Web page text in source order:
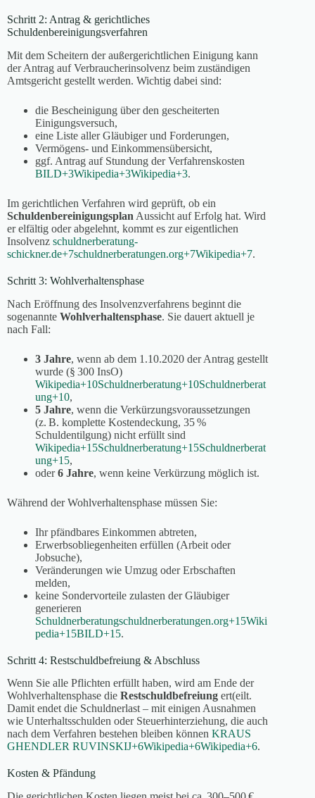
Schritt 2: Antrag & gerichtliches
Schuldenbereinigungsverfahren
Mit dem Scheitern der außergerichtlichen Einigung kann
der Antrag auf Verbraucherinsolvenz beim zuständigen
Amtsgericht gestellt werden. Wichtig dabei sind:
die Bescheinigung über den gescheiterten
Einigungsversuch,
eine Liste aller Gläubiger und Forderungen,
Vermögens- und Einkommensübersicht,
ggf. Antrag auf Stundung der Verfahrenskosten
BILD+3Wikipedia+3Wikipedia+3.
Im gerichtlichen Verfahren wird geprüft, ob ein
Schuldenbereinigungsplan Aussicht auf Erfolg hat. Wird
er elfältig oder abgelehnt, kommt es zur eigentlichen
Insolvenz schuldnerberatung-
schickner.de+7schuldnerberatungen.org+7Wikipedia+7.
Schritt 3: Wohlverhaltensphase
Nach Eröffnung des Insolvenzverfahrens beginnt die
sogenannte Wohlverhaltensphase. Sie dauert aktuell je
nach Fall:
3 Jahre, wenn ab dem 1.10.2020 der Antrag gestellt
wurde (§ 300 InsO)
Wikipedia+10Schuldnerberatung+10Schuldnerberat
ung+10,
5 Jahre, wenn die Verkürzungsvoraussetzungen
(z. B. komplette Kostendeckung, 35 %
Schuldentilgung) nicht erfüllt sind
Wikipedia+15Schuldnerberatung+15Schuldnerberat
ung+15,
oder6 Jahre, wenn keine Verkürzung möglich ist.
Während der Wohlverhaltensphase müssen Sie:
Ihr pfändbares Einkommen abtreten,
Erwerbsobliegenheiten erfüllen (Arbeit oder
Jobsuche),
Veränderungen wie Umzug oder Erbschaften
melden,
keine Sondervorteile zulasten der Gläubiger
generieren
Schuldnerberatungschuldnerberatungen.org+15Wiki
pedia+15BILD+15.
Schritt 4: Restschuldbefreiung & Abschluss
Wenn Sie alle Pflichten erfüllt haben, wird am Ende der
Wohlverhaltensphase die Restschuldbefreiung ert(eilt.
Damit endet die Schuldnerlast – mit einigen Ausnahmen
wie Unterhaltsschulden oder Steuerhinterziehung, die auch
nach dem Verfahren bestehen bleiben können KRAUS
GHENDLER RUVINSKIJ+6Wikipedia+6Wikipedia+6.
Kosten & Pfändung